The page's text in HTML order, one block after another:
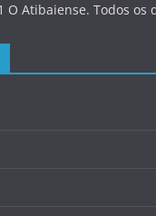
O Atibaiense. Todos os